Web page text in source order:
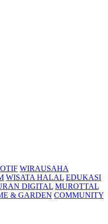
WIRAUSAHA
WISATA HALAL EDUKASI
DIGITAL MUROTTAL
& GARDEN COMMUNITY